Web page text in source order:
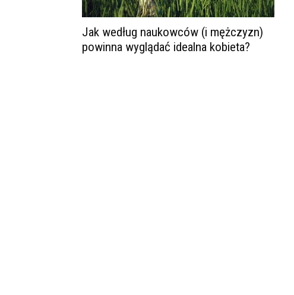
przepisy
Jak według naukowców (i mężczyzn)
powinna wyglądać idealna kobieta?